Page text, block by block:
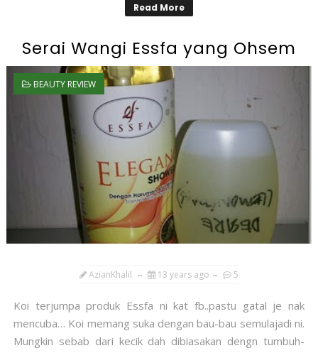
Read More
Serai Wangi Essfa yang Ohsem
BEAUTY REVIEW
AzianKhalil 13 years ago 5
Koi terjumpa produk Essfa ni kat fb..pastu gatal je nak
mencuba… Koi memang suka dengan bau-bau semulajadi ni.
Mungkin sebab dari kecik dah dibiasakan dengn tumbuh-